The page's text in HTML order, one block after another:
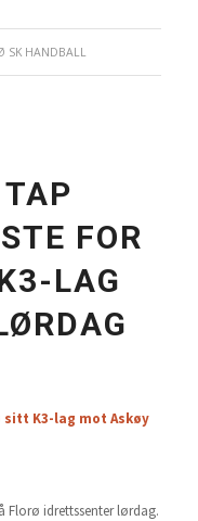
SK HANDBALL
FOR
LAG
K3-lag mot Askøy
Florø idrettssenter lørdag.